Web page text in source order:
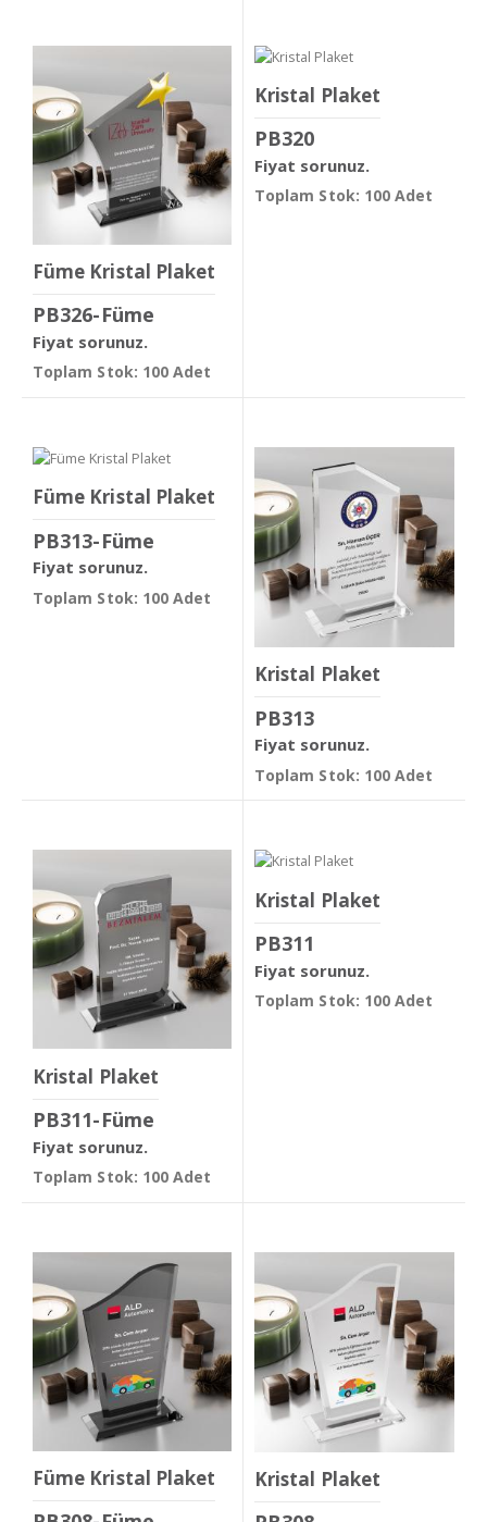
Füme Kristal Plaket
PB326-Füme
Fiyat sorunuz.
Toplam Stok: 100 Adet
Kristal Plaket
PB320
Fiyat sorunuz.
Toplam Stok: 100 Adet
Füme Kristal Plaket
PB313-Füme
Fiyat sorunuz.
Toplam Stok: 100 Adet
Kristal Plaket
PB313
Fiyat sorunuz.
Toplam Stok: 100 Adet
Kristal Plaket
PB311-Füme
Fiyat sorunuz.
Toplam Stok: 100 Adet
Kristal Plaket
PB311
Fiyat sorunuz.
Toplam Stok: 100 Adet
Füme Kristal Plaket Kristal Plaket